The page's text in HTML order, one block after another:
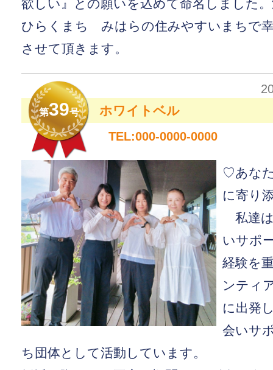
欲しい』との願いを込めて命名しました
ひらくまち みはらの住みやすいまちで
させて頂きます。
第39号 ホワイトベル
TEL:000-0000-0000
♡あな
に寄り
私達
いサポ
経験を
ンティ
に出発
会いサ
ち団体として活動しています。